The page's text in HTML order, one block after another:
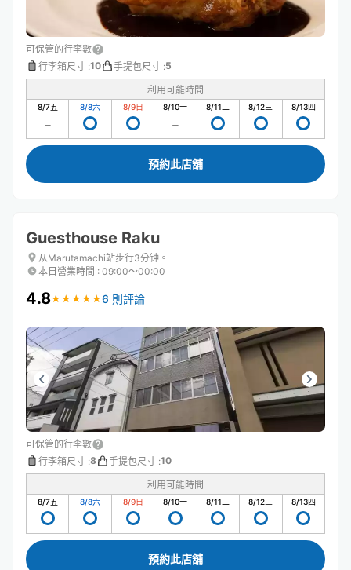
可保管的行李數
行李箱尺寸 :10 手提包尺寸 :5
利用可能時間
8/7五 8/8六 8/9日 8/10一 8/11二 8/12三 8/13四
預約此店舖
Guesthouse Raku
从Marutamachi站步行3分钟。
本日營業時間 : 09:00〜00:00
4.8★ ★ ★ ★ ★
★ ★ ★ ★ ★6 則評論
可保管的行李數
行李箱尺寸 :8 手提包尺寸 :10
利用可能時間
8/7五 8/8六 8/9日 8/10一 8/11二 8/12三 8/13四
預約此店舖